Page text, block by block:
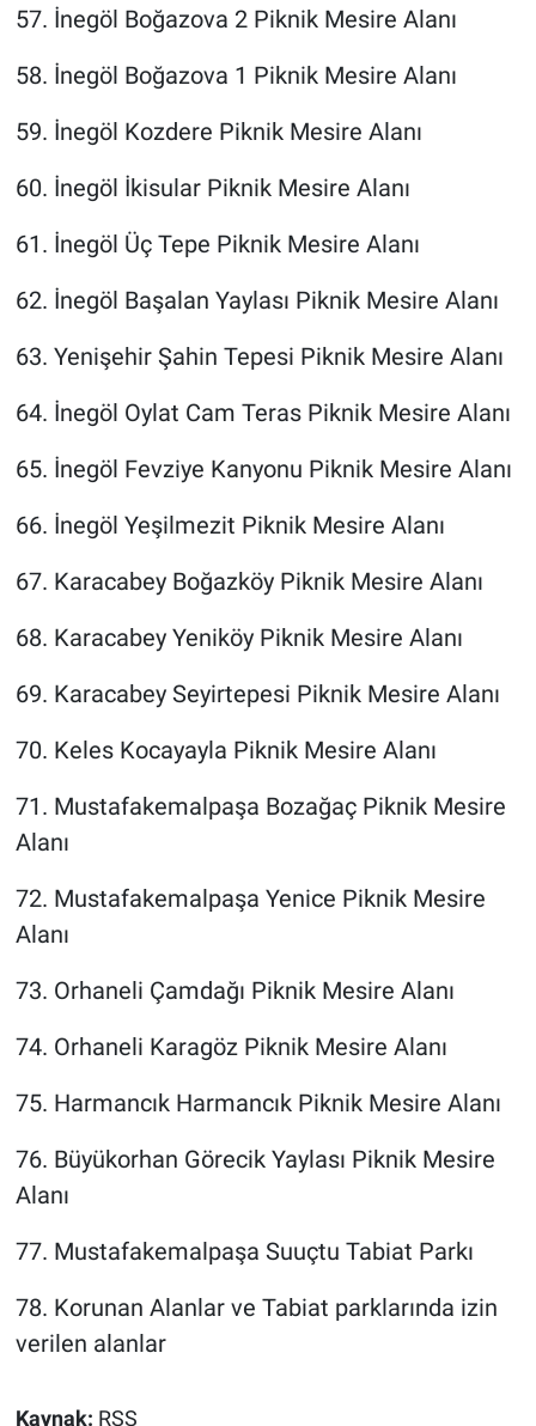
57. İnegöl Boğazova 2 Piknik Mesire Alanı
58. İnegöl Boğazova 1 Piknik Mesire Alanı
59. İnegöl Kozdere Piknik Mesire Alanı
60. İnegöl İkisular Piknik Mesire Alanı
61. İnegöl Üç Tepe Piknik Mesire Alanı
62. İnegöl Başalan Yaylası Piknik Mesire Alanı
63. Yenişehir Şahin Tepesi Piknik Mesire Alanı
64. İnegöl Oylat Cam Teras Piknik Mesire Alanı
65. İnegöl Fevziye Kanyonu Piknik Mesire Alanı
66. İnegöl Yeşilmezit Piknik Mesire Alanı
67. Karacabey Boğazköy Piknik Mesire Alanı
68. Karacabey Yeniköy Piknik Mesire Alanı
69. Karacabey Seyirtepesi Piknik Mesire Alanı
70. Keles Kocayayla Piknik Mesire Alanı
71. Mustafakemalpaşa Bozağaç Piknik Mesire
Alanı
72. Mustafakemalpaşa Yenice Piknik Mesire
Alanı
73. Orhaneli Çamdağı Piknik Mesire Alanı
74. Orhaneli Karagöz Piknik Mesire Alanı
75. Harmancık Harmancık Piknik Mesire Alanı
76. Büyükorhan Görecik Yaylası Piknik Mesire
Alanı
77. Mustafakemalpaşa Suuçtu Tabiat Parkı
78. Korunan Alanlar ve Tabiat parklarında izin
verilen alanlar
Kaynak: RSS